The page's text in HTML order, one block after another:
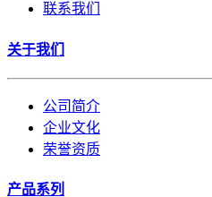
联系我们
关于我们
公司简介
企业文化
荣誉资质
产品系列